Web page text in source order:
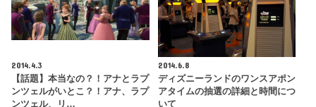
2014.4.3
【話題】本当なの？！アナとラプ
ンツェルがいとこ？！アナ、ラプ
ンツェル、リ…
2014.6.8
ディズニーランドのワンスアポン
アタイムの抽選の詳細と時間につ
いて